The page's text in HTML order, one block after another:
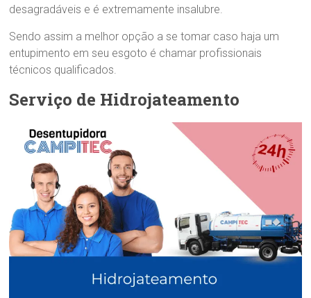
desagradáveis e é extremamente insalubre.
Sendo assim a melhor opção a se tomar caso haja um
entupimento em seu esgoto é chamar profissionais
técnicos qualificados.
Serviço de Hidrojateamento